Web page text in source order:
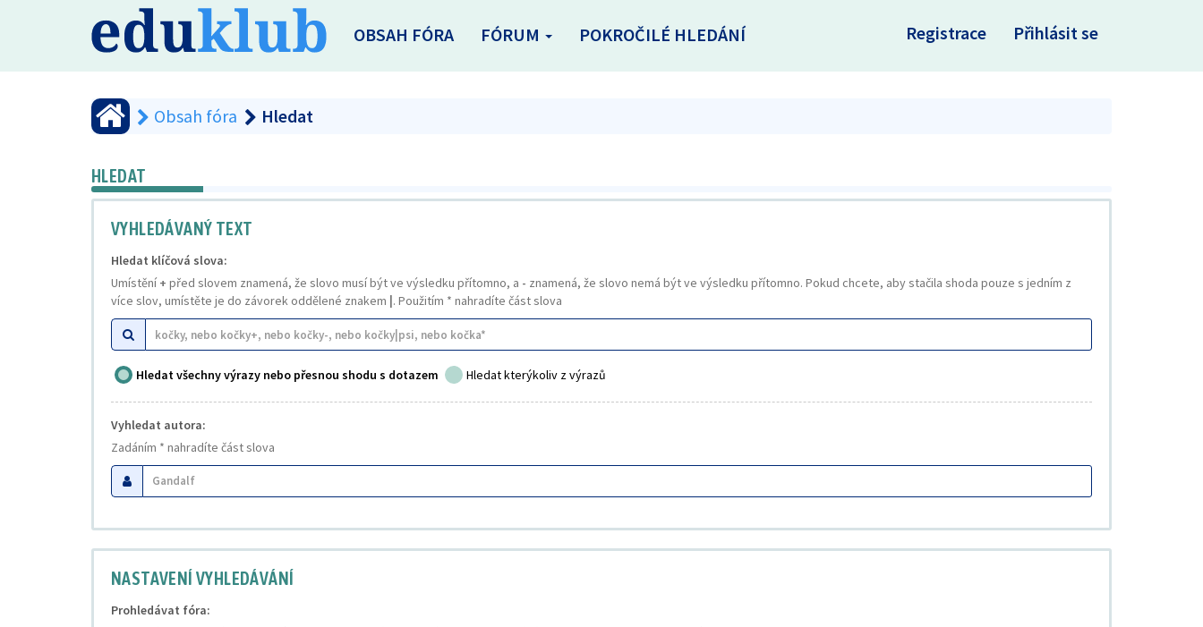
OBSAH FÓRA FÓRUM POKROČILÉ HLEDÁNÍ Registrace Přihlásit se
Obsah fóra Hledat
HLEDAT
VYHLEDÁVANÝ TEXT
Hledat klíčová slova:
Umístění+ před slovem znamená, že slovo musí být ve výsledku přítomno, a - znamená, že slovo nemá být ve výsledku přítomno. Pokud chcete, aby stačila shoda pouze s jedním z
více slov, umístěte je do závorek oddělené znakem |. Použitím * nahradíte část slova
Hledat všechny výrazy nebo přesnou shodu s dotazem Hledat kterýkoliv z výrazů
Vyhledat autora:
Zadáním * nahradíte část slova
NASTAVENÍ VYHLEDÁVÁNÍ
Prohledávat fóra: